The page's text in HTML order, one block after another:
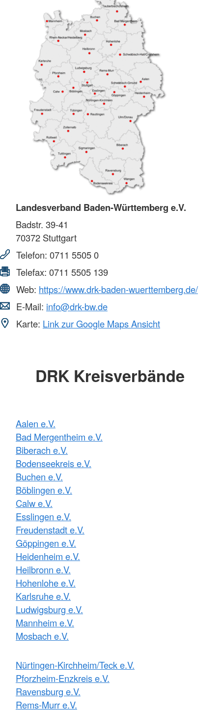
Landesverband Baden-Württemberg e.V.
Badstr. 39-41
70372 Stuttgart
Telefon: 0711 5505 0
Telefax: 0711 5505 139
Web: https://www.drk-baden-wuerttemberg.de/
E-Mail: info@drk-bw.de
Karte: Link zur Google Maps Ansicht
DRK Kreisverbände
Aalen e.V.
Bad Mergentheim e.V.
Biberach e.V.
Bodenseekreis e.V.
Buchen e.V.
Böblingen e.V.
Calw e.V.
Esslingen e.V.
Freudenstadt e.V.
Göppingen e.V.
Heidenheim e.V.
Heilbronn e.V.
Hohenlohe e.V.
Karlsruhe e.V.
Ludwigsburg e.V.
Mannheim e.V.
Mosbach e.V.
Nürtingen-Kirchheim/Teck e.V.
Pforzheim-Enzkreis e.V.
Ravensburg e.V.
Rems-Murr e.V.